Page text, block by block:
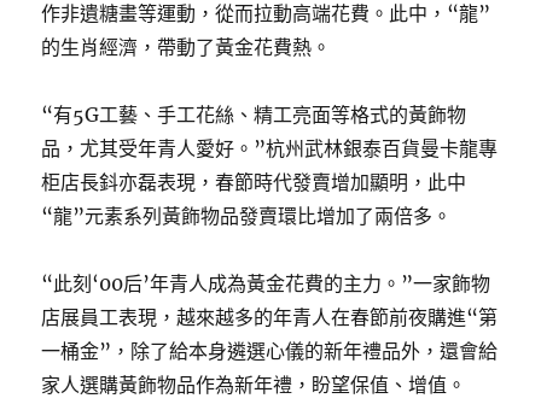
作非遺糖畫等運動，從而拉動高端花費。此中，“龍”
的生肖經濟，帶動了黃金花費熱。
“有5G工藝、手工花絲、精工亮面等格式的黃飾物
品，尤其受年青人愛好。”杭州武林銀泰百貨曼卡龍專
柜店長鈄亦磊表現，春節時代發賣增加顯明，此中
“龍”元素系列黃飾物品發賣環比增加了兩倍多。
“此刻‘00后’年青人成為黃金花費的主力。”一家飾物
店展員工表現，越來越多的年青人在春節前夜購進“第
一桶金”，除了給本身遴選心儀的新年禮品外，還會給
家人選購黃飾物品作為新年禮，盼望保值、增值。